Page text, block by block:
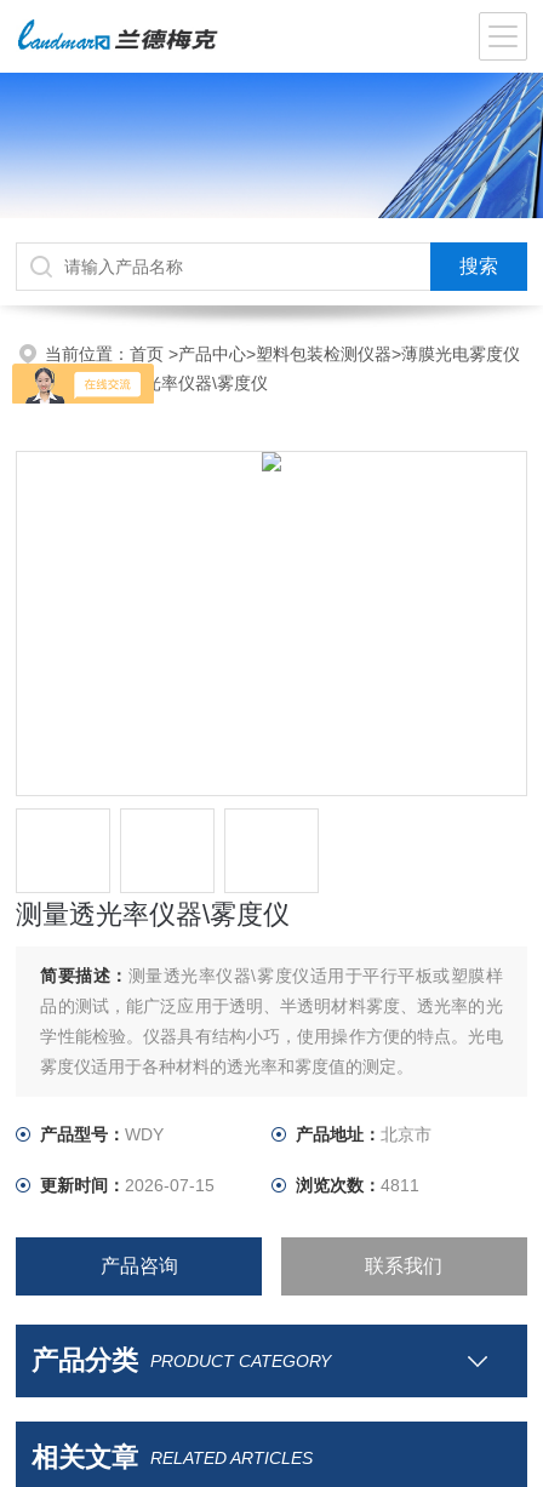
当前位置：首页>产品中心>塑料包装检测仪器>薄膜光电雾度仪
>WDY测量透光率仪器\雾度仪
测量透光率仪器\雾度仪
简要描述： 测量透光率仪器\雾度仪适用于平行平板或塑膜样
品的测试，能广泛应用于透明、半透明材料雾度、透光率的光
学性能检验。仪器具有结构小巧，使用操作方便的特点。光电
雾度仪适用于各种材料的透光率和雾度值的测定。
产品型号：WDY 产品地址： 北京市
更新时间： 2026-07-15 浏览次数： 4811
产品咨询 联系我们
产品分类 PRODUCT CATEGORY
相关文章 RELATED ARTICLES